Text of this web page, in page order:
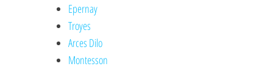
Epernay
Troyes
Arces Dilo
Montesson